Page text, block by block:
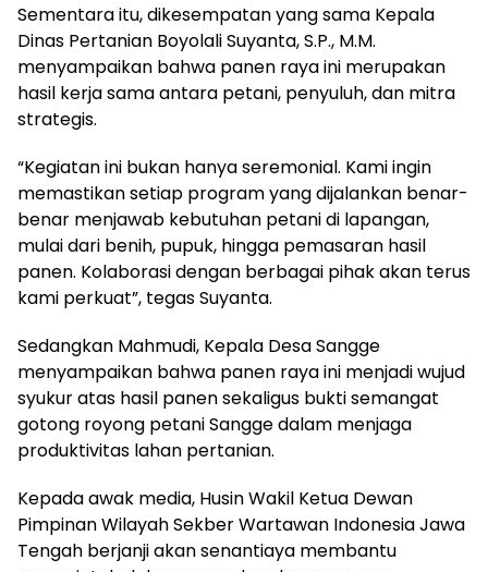
Sementara itu, dikesempatan yang sama Kepala
Dinas Pertanian Boyolali Suyanta, S.P., M.M.
menyampaikan bahwa panen raya ini merupakan
hasil kerja sama antara petani, penyuluh, dan mitra
strategis.
“Kegiatan ini bukan hanya seremonial. Kami ingin
memastikan setiap program yang dijalankan benar-
benar menjawab kebutuhan petani di lapangan,
mulai dari benih, pupuk, hingga pemasaran hasil
panen. Kolaborasi dengan berbagai pihak akan terus
kami perkuat”, tegas Suyanta.
Sedangkan Mahmudi, Kepala Desa Sangge
menyampaikan bahwa panen raya ini menjadi wujud
syukur atas hasil panen sekaligus bukti semangat
gotong royong petani Sangge dalam menjaga
produktivitas lahan pertanian.
Kepada awak media, Husin Wakil Ketua Dewan
Pimpinan Wilayah Sekber Wartawan Indonesia Jawa
Tengah berjanji akan senantiaya membantu